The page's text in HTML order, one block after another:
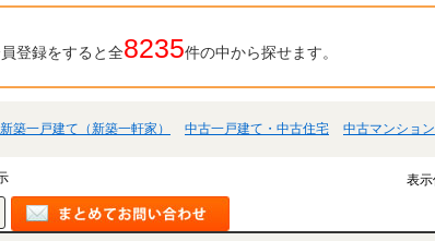
登録をすると全8235件の中から探せます。
新築一戸建て（新築一軒家） 中古一戸建て・中古住宅 中古マンション
表